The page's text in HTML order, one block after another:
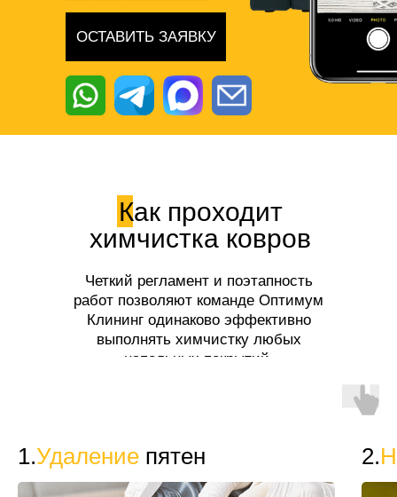
ОСТАВИТЬ ЗАЯВКУ
Как проходит
химчистка ковров
Четкий регламент и поэтапность
работ позволяют команде Оптимум
Клининг одинаково эффективно
выполнять химчистку любых
напольных покрытий.
1.Удаление пятен 2.